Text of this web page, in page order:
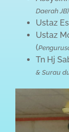
Daerah JB)
Ustaz
Ustaz
(
Tn Hj
& Surau